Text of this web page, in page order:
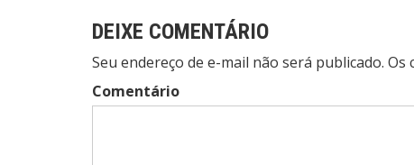
DEIXE COMENTÁRIO
Seu endereço de e-mail não será publicado.
Comentário